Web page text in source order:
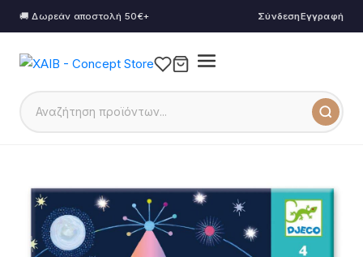
🚚 Δωρεάν αποστολή 50€+ ΣύνδεσηΕγγραφή